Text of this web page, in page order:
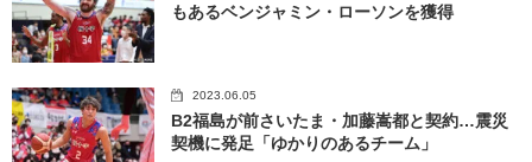
もあるベンジャミン・ローソンを獲得
2023.06.05
B2福島が前さいたま・加藤嵩都と契約…震災
契機に発足「ゆかりのあるチーム」